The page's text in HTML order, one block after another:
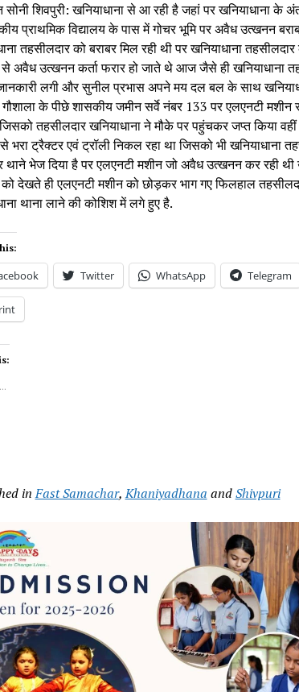
सोनी शिवपुरी: खनियाधाना से आ रही है जहां पर खनियाधाना के
प्राथमिक विद्यालय के पास में गोचर भूमि पर अवैध उत्खनन
तहसीलदार को बराबर मिल रही थी पर खनियाधाना
से अवैध उत्खनन कर्ता फरार हो जाते थे आज जैसे ही खनियाधाना
लगी और सुनील प्रभास अपने मय दल बल के साथ
के पीछे शासकीय जमीन सर्वे नंबर 133 पर एलएनटी
तहसीलदार खनियाधाना ने मौके पर पहुंचकर जप्त किया
भरा ट्रैक्टर एवं ट्रॉली निकल रहा था जिसको भी खनियाधाना
थाने भेज दिया है पर एलएनटी मशीन जो अवैध उत्खनन कर रही
देखते ही एलएनटी मशीन को छोड़कर भाग गए फिलहाल
थाना लाने की कोशिश में लगे हुए है.
Twitter WhatsApp Telegram
in Fast Samachar,Khaniyadhana andShivpuri